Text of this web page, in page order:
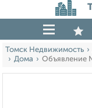
Томск Недвижимость
Дома
Объявление